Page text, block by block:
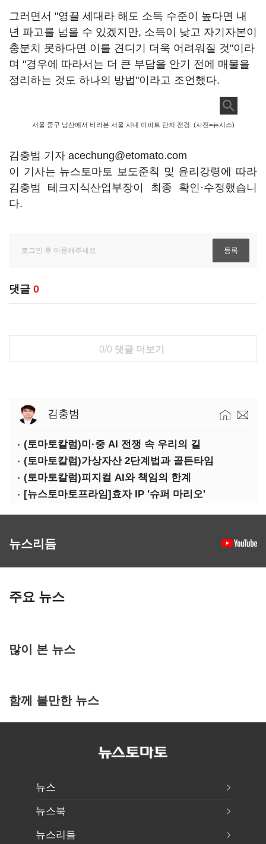
그러면서 "영끌 세대라 해도 소득 수준이 높다면 내
년 파고를 넘을 수 있겠지만, 소득이 낮고 자기자본이
충분치 못하다면 이를 견디기 더욱 어려워질 것"이라
며 "경우에 따라서는 더 큰 부담을 안기 전에 매물을
정리하는 것도 하나의 방법"이라고 조언했다.
서울 중구 남산에서 바라본 서울 시내 아파트 단지 전경. (사진=뉴시스)
김충범 기자 acechung@etomato.com
이 기사는 뉴스토마토 보도준칙 및 윤리강령에 따라
김충범 테크지식산업부장이 최종 확인·수정했습니
다.
댓글 0
0/0 댓글 더보기
김충범
(토마토칼럼)미·중 AI 전쟁 속 우리의 길
(토마토칼럼)가상자산 2단계법과 골든타임
(토마토칼럼)피지컬 AI와 책임의 한계
[뉴스토마토프라임]효자 IP '슈퍼 마리오'
뉴스리듬
주요 뉴스
많이 본 뉴스
함께 볼만한 뉴스
뉴스
뉴스북
뉴스리듬